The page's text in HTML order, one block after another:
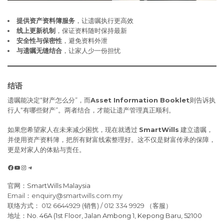
提供资产资料簿服务 ，让遗嘱执行更高效
线上更新机制 ，保证资料随时保持最新
安全性与保密性 ，避免资料外泄
与遗嘱无缝结合 ，让家人少一份担忧
结语
遗嘱能决定“财产怎么分”，而Asset Information Booklet则告诉执
行人“有哪些财产”。两者结合，才能让遗产管理真正顺利。
如果您希望家人在未来减少困扰，现在就透过 SmartWills 建立遗嘱，
并使用资产资料簿，把所有财富线索整理好。这不仅是财富传承的保障，
更是对家人的体贴与责任。
Facebook
YouTube
Instagram
Telegram
官网： SmartWills Malaysia
Email：enquiry@smartwills.com.my
联络方式： 012 6644929 (销售) / 012 334 9929 （客服）
地址： No. 46A (1st Floor, Jalan Ambong 1, Kepong Baru, 52100